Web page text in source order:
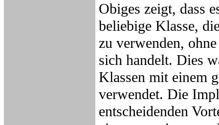
Obiges zeigt, dass
beliebige Klasse,
zu verwenden,
sich handelt. Dies
Klassen mit einem
verwendet. Die
entscheidenden